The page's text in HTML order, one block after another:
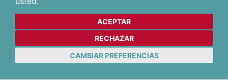
ACEPTAR
RECHAZAR
CAMBIAR PREFERENCIAS